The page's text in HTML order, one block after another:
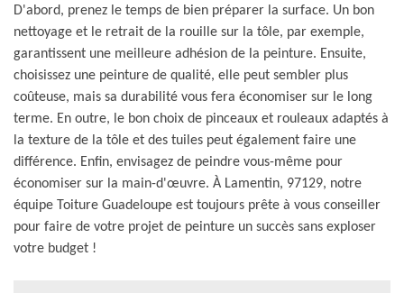
D'abord, prenez le temps de bien préparer la surface. Un bon
nettoyage et le retrait de la rouille sur la tôle, par exemple,
garantissent une meilleure adhésion de la peinture. Ensuite,
choisissez une peinture de qualité, elle peut sembler plus
coûteuse, mais sa durabilité vous fera économiser sur le long
terme. En outre, le bon choix de pinceaux et rouleaux adaptés à
la texture de la tôle et des tuiles peut également faire une
différence. Enfin, envisagez de peindre vous-même pour
économiser sur la main-d'œuvre. À Lamentin, 97129, notre
équipe Toiture Guadeloupe est toujours prête à vous conseiller
pour faire de votre projet de peinture un succès sans exploser
votre budget !